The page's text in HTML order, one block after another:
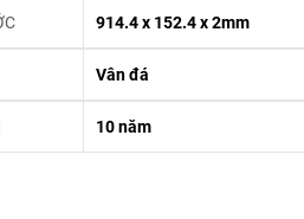
914.4 x 152.4 x 2mm
Vân đá
10 năm